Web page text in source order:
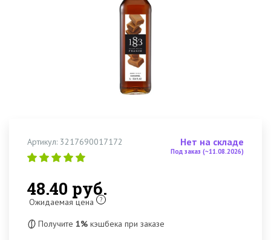
Артикул: 3217690017172 Нет на складе
Под заказ (~11.08.2026)
48.40 руб.
Ожидаемая цена ?
Получите 1% кэшбека при заказе